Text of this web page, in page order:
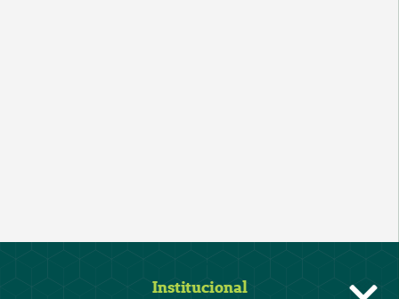
Institucional